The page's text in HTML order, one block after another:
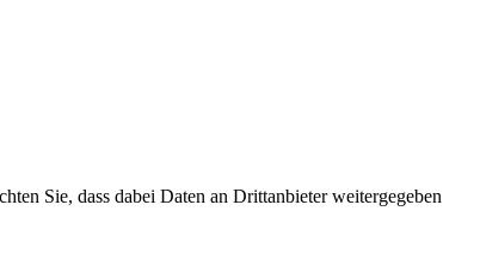
Sie, dass dabei Daten an Drittanbieter weitergegeben